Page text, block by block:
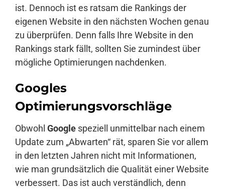
ist. Dennoch ist es ratsam die Rankings der
eigenen Website in den nächsten Wochen genau
zu überprüfen. Denn falls Ihre Website in den
Rankings stark fällt, sollten Sie zumindest über
mögliche Optimierungen nachdenken.
Googles
Optimierungsvorschläge
Obwohl Google speziell unmittelbar nach einem
Update zum „Abwarten“ rät, sparen Sie vor allem
in den letzten Jahren nicht mit Informationen,
wie man grundsätzlich die Qualität einer Website
verbessert. Das ist auch verständlich, denn